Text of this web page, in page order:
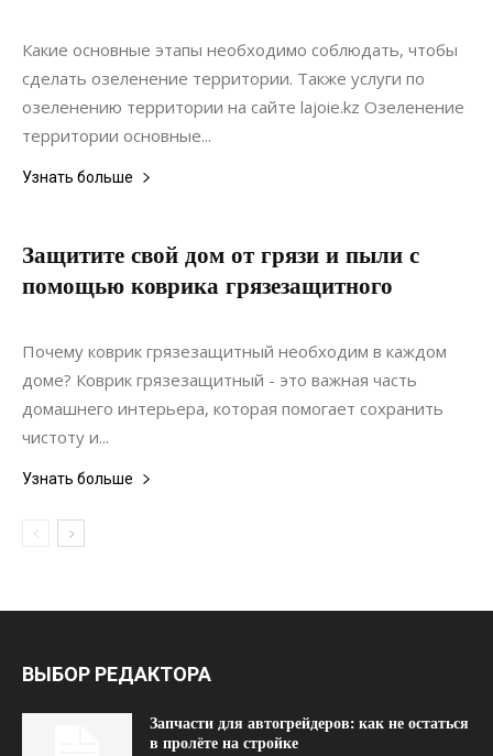
Какие основные этапы необходимо соблюдать, чтобы
сделать озеленение территории. Также услуги по
озеленению территории на сайте lajoie.kz Озеленение
территории основные...
Узнать больше
Защитите свой дом от грязи и пыли с
помощью коврика грязезащитного
20.06.2022
Почему коврик грязезащитный необходим в каждом
доме? Коврик грязезащитный - это важная часть
домашнего интерьера, которая помогает сохранить
чистоту и...
Узнать больше
ВЫБОР РЕДАКТОРА
Запчасти для автогрейдеров: как не остаться
в пролёте на стройке